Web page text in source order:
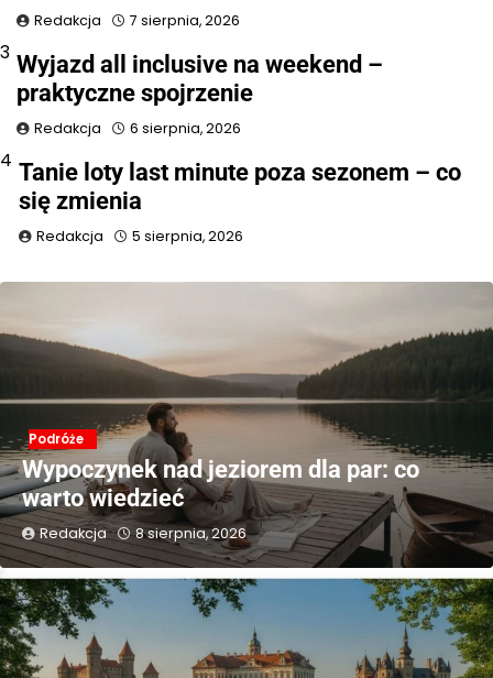
Redakcja 7 sierpnia, 2026
3 Wyjazd all inclusive na weekend –
praktyczne spojrzenie
Redakcja 6 sierpnia, 2026
4 Tanie loty last minute poza sezonem – co
się zmienia
Redakcja 5 sierpnia, 2026
Podróże
Wypoczynek nad jeziorem dla par: co
warto wiedzieć
Redakcja 8 sierpnia, 2026